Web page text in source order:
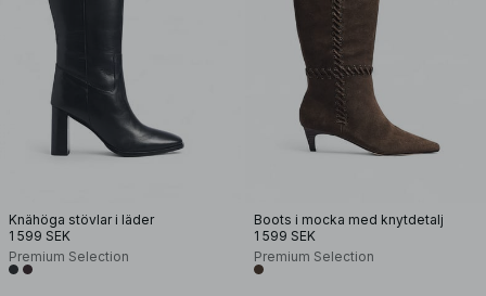
Knähöga stövlar i läder
1 599 SEK
Premium Selection
Boots i mocka med knytdetalj
1 599 SEK
Premium Selection